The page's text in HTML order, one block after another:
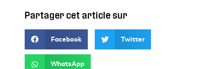
Partager cet article sur
Facebook Twitter
WhatsApp